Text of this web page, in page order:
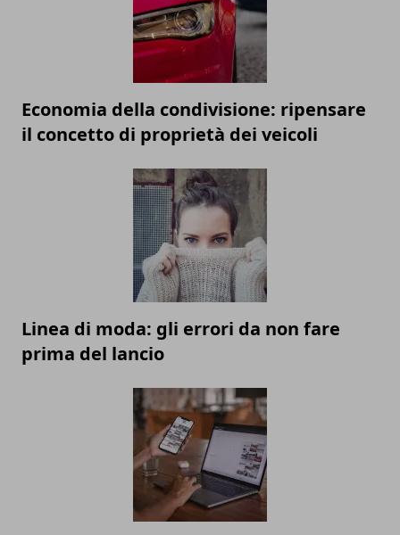
Economia della condivisione: ripensare
il concetto di proprietà dei veicoli
Linea di moda: gli errori da non fare
prima del lancio